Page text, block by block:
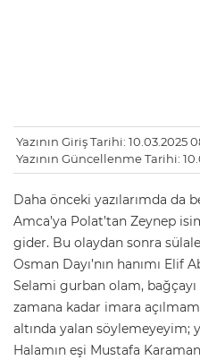
Yazının Giriş Tarihi: 10.03.2025
Yazının Güncellenme Tarihi:
Daha önceki yazılarımda da
Amca’ya Polat’tan Zeynep
gider. Bu olaydan sonra
Osman Dayı’nın hanımı
Selami gurban olam,
zamana kadar imara
altında yalan söylemeyeyim;
Halamın eşi Mustafa